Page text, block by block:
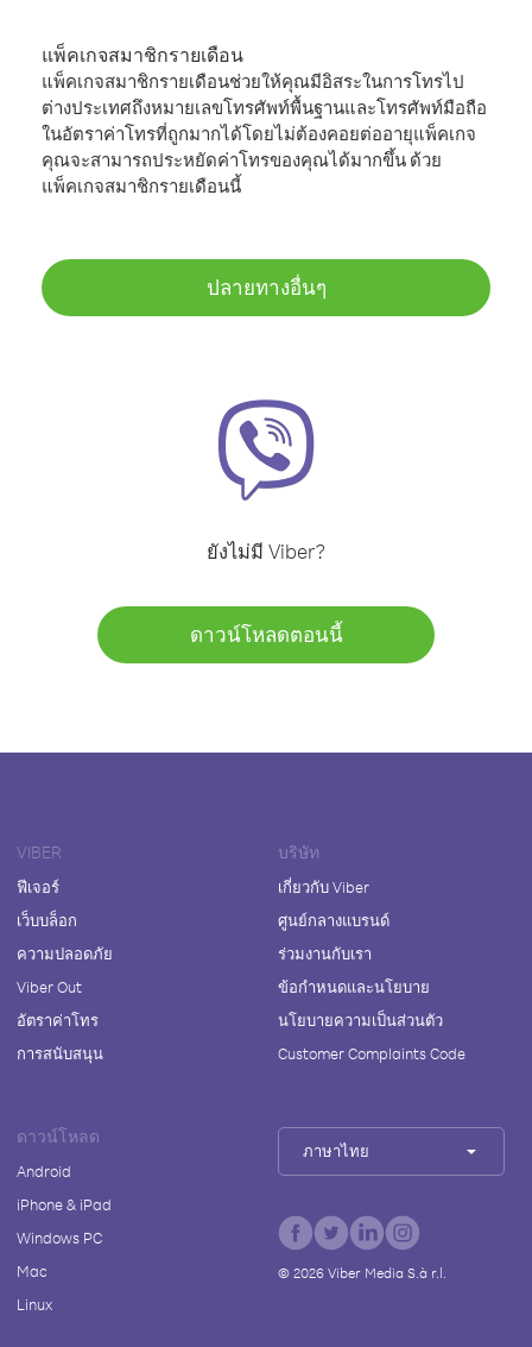
แพ็คเกจสมาชิกรายเดือน
แพ็คเกจสมาชิกรายเดือนช่วยให้คุณมีอิสระในการโทรไป
ต่างประเทศถึงหมายเลขโทรศัพท์พื้นฐานและโทรศัพท์มือถือ
ในอัตราค่าโทรที่ถูกมากได้โดยไม่ต้องคอยต่ออายุแพ็คเกจ
คุณจะสามารถประหยัดค่าโทรของคุณได้มากขึ้น ด้วย
แพ็คเกจสมาชิกรายเดือนนี้
ปลายทางอื่นๆ
ยังไม่มี Viber?
ดาวน์โหลดตอนนี้
VIBER
ฟีเจอร์
เว็บบล็อก
ความปลอดภัย
Viber Out
อัตราค่าโทร
การสนับสนุน
บริษัท
เกี่ยวกับ Viber
ศูนย์กลางแบรนด์
ร่วมงานกับเรา
ข้อกำหนดและนโยบาย
นโยบายความเป็นส่วนตัว
Customer Complaints Code
ดาวน์โหลด
Android
iPhone & iPad
Windows PC
Mac
Linux
ภาษาไทย
© 2026Viber Media S.à r.l.